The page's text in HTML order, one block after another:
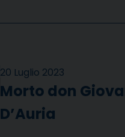
20 Luglio 2023
Morto don
D’Auria